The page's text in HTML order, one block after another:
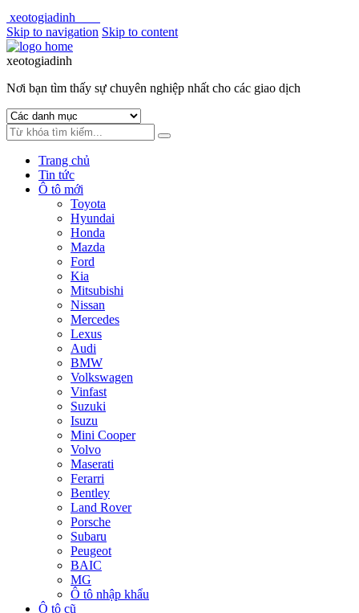
xeotogiadinh
Skip to navigation Skip to content
xeotogiadinh
Nơi bạn tìm thấy sự chuyên nghiệp nhất cho các giao dịch
Trang chủ
Tin tức
Ô tô mới
Toyota
Hyundai
Honda
Mazda
Ford
Kia
Mitsubishi
Nissan
Mercedes
Lexus
Audi
BMW
Volkswagen
Vinfast
Suzuki
Isuzu
Mini Cooper
Volvo
Maserati
Ferarri
Bentley
Land Rover
Porsche
Subaru
Peugeot
BAIC
MG
Ô tô nhập khẩu
Ô tô cũ